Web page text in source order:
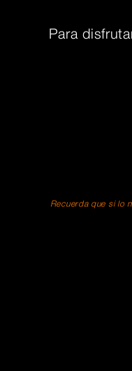
Para
Recuerda que si lo